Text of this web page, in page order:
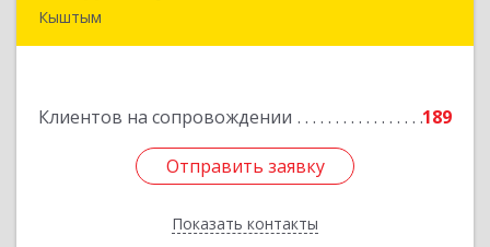
Кыштым
Клиентов на сопровождении 189
Отправить заявку
Показать контакты
Подробнее
Отправить заявку
Назад